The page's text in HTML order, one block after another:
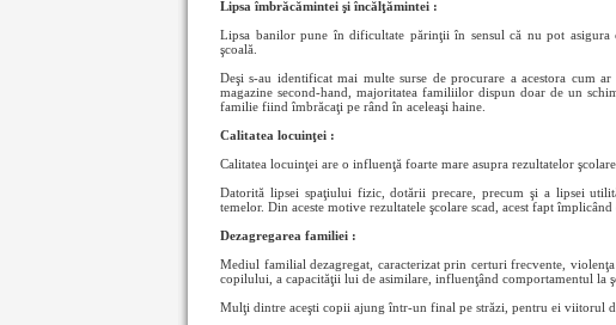
Lipsa îmbrăcămintei şi încălţămintei :
Lipsa banilor pune în dificultate părinţii în sensul că nu pot asigura
şcoală.
Deşi s-au identificat mai multe surse de procurare a acestora cum
magazine second-hand, majoritatea familiilor dispun doar de un
familie fiind îmbrăcaţi pe rând în aceleaşi haine.
Calitatea locuinţei :
Calitatea locuinţei are o influenţă foarte mare asupra rezultatelor şcolare.
Datorită lipsei spaţiului fizic, dotării precare, precum şi a lipsei
temelor. Din aceste motive rezultatele şcolare scad, acest fapt
Dezagregarea familiei :
Mediul familial dezagregat, caracterizat prin certuri frecvente,
copilului, a capacităţii lui de asimilare, influenţând comportamentul la
Mulţi dintre aceşti copii ajung într-un final pe străzi, pentru ei viitorul